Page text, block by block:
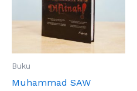
Buku
Muhammad SAW